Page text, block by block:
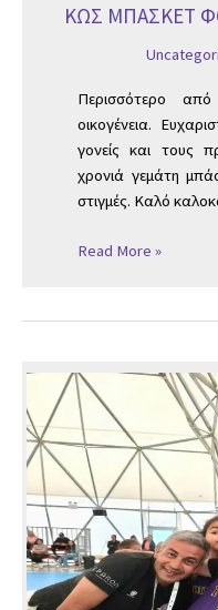
ΚΩΣ ΜΠΑΣΚΕΤ
Περισσότερο
οικογένεια.
γονείς και τους
χρονιά γεμάτη
στιγμές. Καλό
Read More »
ΚΩΣ
ΜΠΑΣΚΕΤ
–
ΧΑΜΟΓΕΛΑ
ΚΑΙ
ΠΑΙΧΝΙΔΙ
ΣΤΗΝ
ΚΑΡΔΑΜΑΙΝΑ